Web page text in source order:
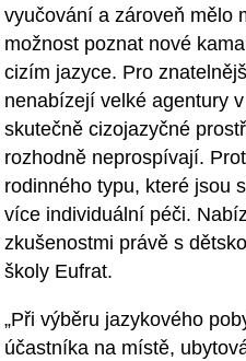
vyučování a zároveň mělo
možnost poznat nové
cizím jazyce. Pro
nenabízejí velké agentury
skutečně cizojazyčné
rozhodně neprospívají.
rodinného typu, které jsou
více individuální péči.
zkušenostmi právě s
školy Eufrat.
„Při výběru jazykového
účastníka na místě,